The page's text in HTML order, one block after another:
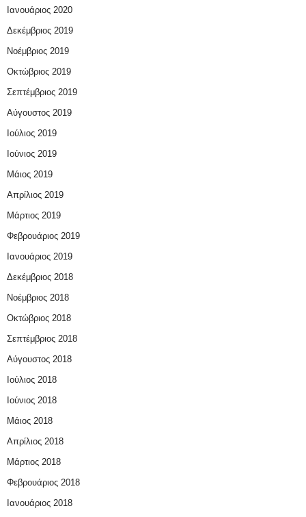
Ιανουάριος 2020
Δεκέμβριος 2019
Νοέμβριος 2019
Οκτώβριος 2019
Σεπτέμβριος 2019
Αύγουστος 2019
Ιούλιος 2019
Ιούνιος 2019
Μάιος 2019
Απρίλιος 2019
Μάρτιος 2019
Φεβρουάριος 2019
Ιανουάριος 2019
Δεκέμβριος 2018
Νοέμβριος 2018
Οκτώβριος 2018
Σεπτέμβριος 2018
Αύγουστος 2018
Ιούλιος 2018
Ιούνιος 2018
Μάιος 2018
Απρίλιος 2018
Μάρτιος 2018
Φεβρουάριος 2018
Ιανουάριος 2018